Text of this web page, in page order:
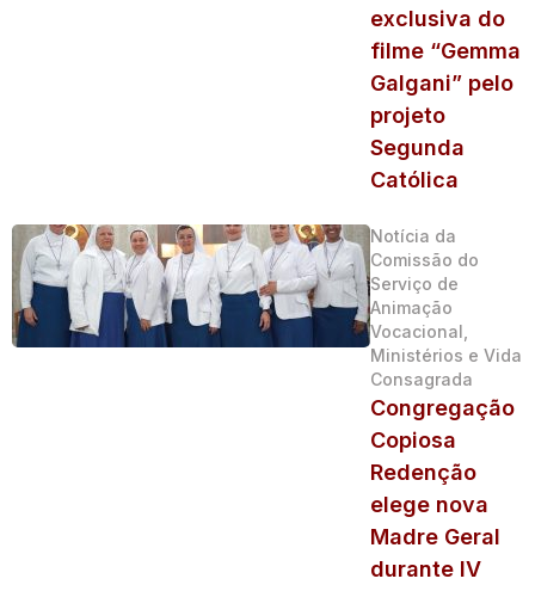
exclusiva do
filme “Gemma
Galgani” pelo
projeto
Segunda
Católica
Notícia da
Comissão do
Serviço de
Animação
Vocacional,
Ministérios e Vida
Consagrada
Congregação
Copiosa
Redenção
elege nova
Madre Geral
durante IV